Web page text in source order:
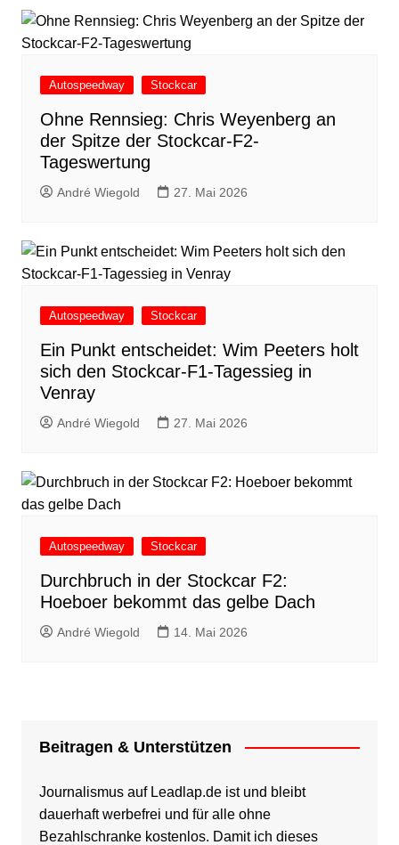
Autospeedway Stockcar
Ohne Rennsieg: Chris Weyenberg an
der Spitze der Stockcar-F2-
Tageswertung
André Wiegold 27. Mai 2026
Autospeedway Stockcar
Ein Punkt entscheidet: Wim Peeters holt
sich den Stockcar-F1-Tagessieg in
Venray
André Wiegold 27. Mai 2026
Autospeedway Stockcar
Durchbruch in der Stockcar F2:
Hoeboer bekommt das gelbe Dach
André Wiegold 14. Mai 2026
Beitragen & Unterstützen
Journalismus auf Leadlap.de ist und bleibt
dauerhaft werbefrei und für alle ohne
Bezahlschranke kostenlos. Damit ich dieses